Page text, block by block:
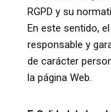
RGPD y su
En este sentido, el
responsable y
de carácter
la página Web.